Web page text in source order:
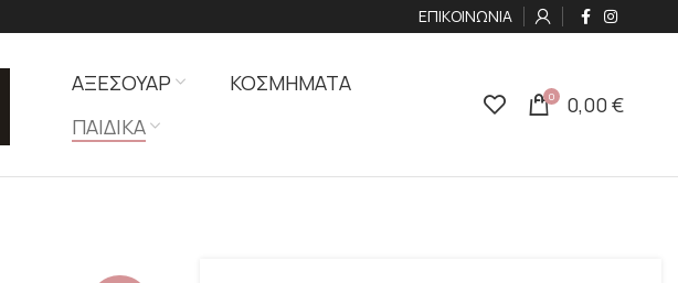
ΕΠΙΚΟΙΝΩΝΙΑ
ΑΞΕΣΟΥΑΡ
ΚΟΣΜΗΜΑΤΑ
ΠΑΙΔΙΚΑ
0 0,00€